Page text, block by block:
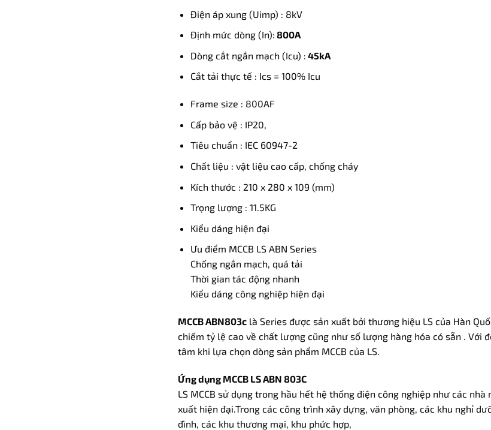
Điện áp xung (Uimp) : 8kV
Định mức dòng (In): 800A
Dòng cắt ngắn mạch (Icu) : 45kA
Cắt tải thực tế : Ics = 100% Icu
Frame size : 800AF
Cấp bảo vệ : IP20,
Tiêu chuẩn : IEC 60947-2
Chất liệu : vật liệu cao cấp, chống cháy
Kích thước : 210 x 280 x 109 (mm)
Trọng lượng : 11.5KG
Kiểu dáng hiện đại
Ưu điểm MCCB LS ABN Series
Chống ngắn mạch, quá tải
Thời gian tác động nhanh
Kiểu dáng công nghiệp hiện đại
MCCB ABN803c là Series được sản xuất bởi thương hiệu LS của Hàn
chiếm tỷ lệ cao về chất lượng cũng như số lượng hàng hóa có sẵn . Với
tâm khi lựa chọn dòng sản phẩm MCCB của LS.
Ứng dụng MCCB LS ABN 803C
LS MCCB sử dụng trong hầu hết hệ thống điện công nghiệp như các
xuất hiện đại.Trong các công trình xây dựng, văn phòng, các khu nghỉ
đình, các khu thương mại, khu phức hợp,